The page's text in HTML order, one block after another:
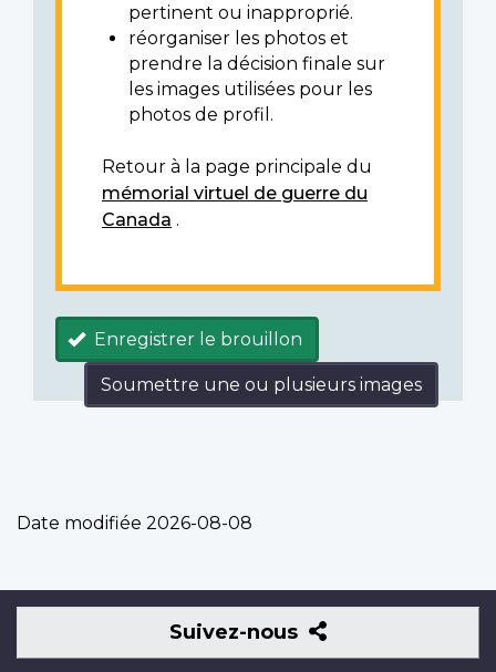
pertinent ou inapproprié.
réorganiser les photos et
prendre la décision finale sur
les images utilisées pour les
photos de profil.
Retour à la page principale du
mémorial virtuel de guerre du
Canada .
Enregistrer le brouillon
Soumettre une ou plusieurs images
Date modifiée 2026-08-08
Suivez-nous
Suivez-
nous